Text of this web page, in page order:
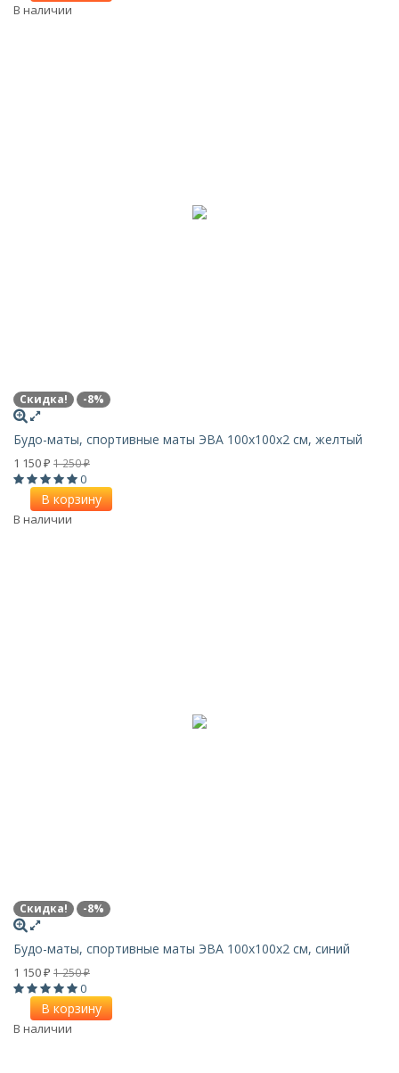
В наличии
Скидка! -8%
Будо-маты, спортивные маты ЭВА 100х100x2 см, желтый
1 150 ₽ 1 250₽
0
В корзину
В наличии
Скидка! -8%
Будо-маты, спортивные маты ЭВА 100х100x2 см, синий
1 150 ₽ 1 250₽
0
В корзину
В наличии